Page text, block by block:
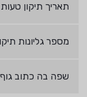
תאריך תיקון טעות
מספר גליונות
שפה בה כתוב